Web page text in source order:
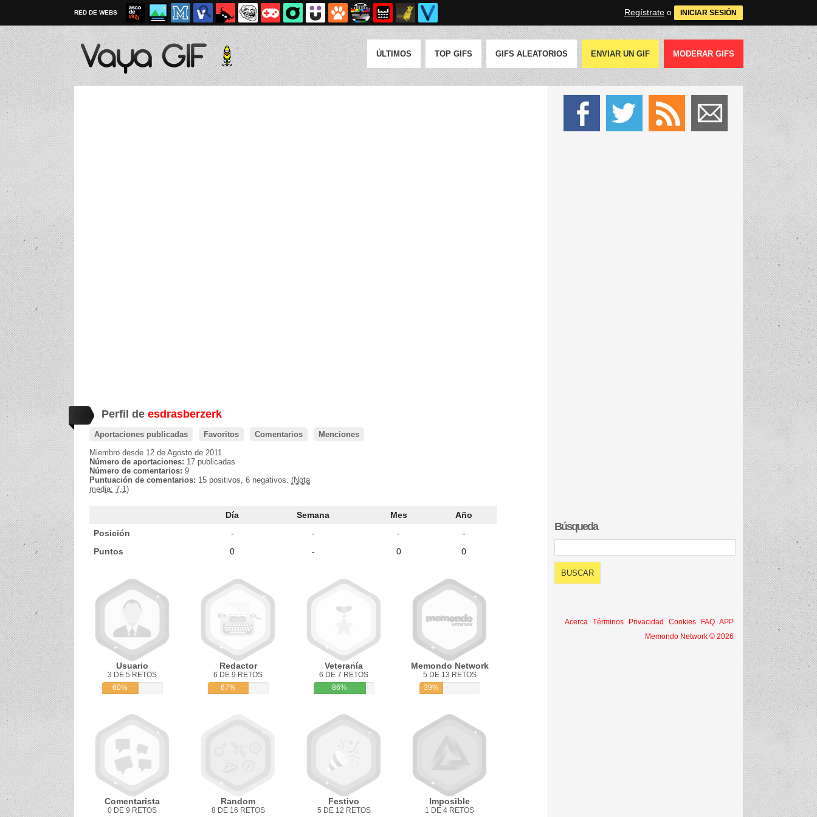
RED DE WEBS Regístrate o INICIAR SESIÓN
ÚLTIMOS TOP GIFS GIFS ALEATORIOS ENVIAR UN GIF MODERAR GIFS
Perfil de esdrasberzerk
Aportaciones publicadas Favoritos Comentarios
Menciones
Miembro desde 12 de Agosto de 2011
Número de aportaciones: 17 publicadas
Número de comentarios: 9
Puntuación de comentarios: 15 positivos, 6 negativos. (Nota
media: 7,1)
Día Semana Mes
Año
Posición
- - -
-
Puntos
0 - 0 0
Usuario
3 DE 5 RETOS
60%
Redactor
6 DE 9 RETOS
67%
Veteranía
6 DE 7 RETOS
86%
Memondo Network
5 DE 13 RETOS
39%
Comentarista
0 DE 9 RETOS
Random
8 DE 16 RETOS
Festivo
5 DE 12 RETOS
Imposible
1 DE 4 RETOS
Búsqueda
Acerca Términos Privacidad Cookies FAQ APP
Memondo Network © 2026